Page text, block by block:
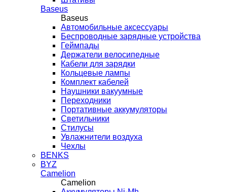
Baseus
Baseus
Автомобильные аксессуары
Беспроводные зарядные устройства
Геймпады
Держатели велосипедные
Кабели для зарядки
Кольцевые лампы
Комплект кабелей
Наушники вакуумные
Переходники
Портативные аккумуляторы
Светильники
Стилусы
Увлажнители воздуха
Чехлы
BENKS
BYZ
Camelion
Camelion